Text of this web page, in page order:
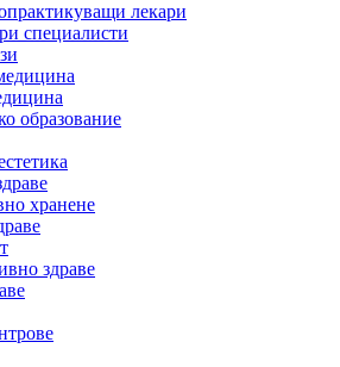
лекари
специалисти
образование
хранене
здраве